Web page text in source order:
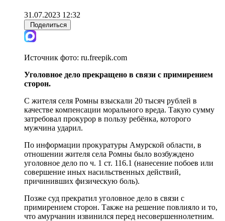
31.07.2023 12:32
Поделиться
Источник фото: ru.freepik.com
Уголовное дело прекращено в связи с примирением
сторон.
С жителя селя Ромны взыскали 20 тысяч рублей в
качестве компенсации морального вреда. Такую сумму
затребовал прокурор в пользу ребёнка, которого
мужчина ударил.
По информации прокуратуры Амурской области, в
отношении жителя села Ромны было возбуждено
уголовное дело по ч. 1 ст. 116.1 (нанесение побоев или
совершение иных насильственных действий,
причинивших физическую боль).
Позже суд прекратил уголовное дело в связи с
примирением сторон. Также на решение повлияло и то,
что амурчанин извинился перед несовершеннолетним.